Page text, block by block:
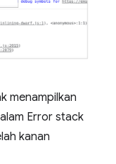
menampilkan
Error stack
kanan